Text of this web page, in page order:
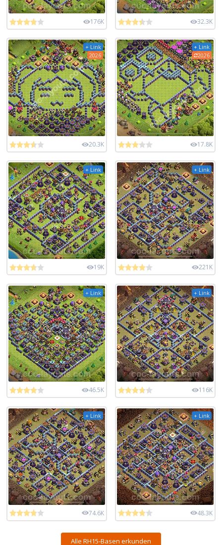
176K 32.3K
+ Link
2026
20.3K
+ Link
2026
17.8K
+ Link
19K
+ Link
221K
+ Link
46.5K
+ Link
116K
+ Link
74.6K
+ Link
48.3K
Alle RH15-Basen erkunden